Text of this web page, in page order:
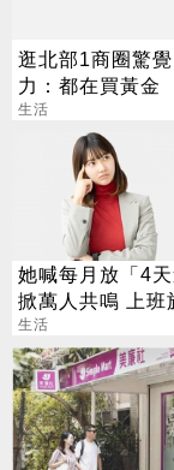
逛北部1商圈驚
力：都在買黃金
生活
她喊每月放「4天
掀萬人共鳴 上班
這樣才活得像人
生活